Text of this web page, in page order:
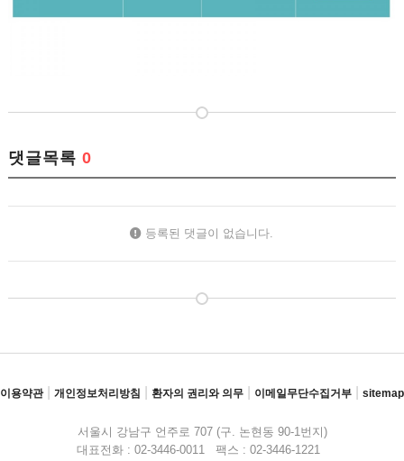
댓글목록0
등록된 댓글이 없습니다.
이용약관 개인정보처리방침 환자의 권리와 의무 이메일무단수집거부 sitemap
서울시 강남구 언주로 707 (구. 논현동 90-1번지)
대표전화 : 02-3446-0011 팩스 : 02-3446-1221